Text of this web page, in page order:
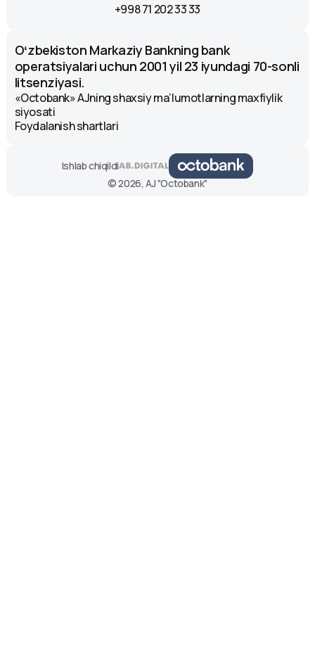
+998 71 202 33 33
Oʻzbekiston Markaziy Bankning bank
operatsiyalari uchun 2001 yil 23 iyundagi 70-sonli
litsenziyasi.
«Octobank» AJning shaxsiy ma’lumotlarning maxfiylik
siyosati
Foydalanish shartlari
Ishlab chiqildi
© 2026, AJ "Octobank"